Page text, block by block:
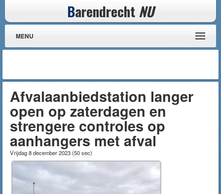
Barendrecht NU
MENU
Afvalaanbiedstation langer
open op zaterdagen en
strengere controles op
aanhangers met afval
Vrijdag 8 december 2023(50 sec)